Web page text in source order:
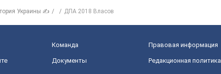
Украины ✍ ДПА 2018 Власов
Команда Правовая информация
Документы Редакционная политика